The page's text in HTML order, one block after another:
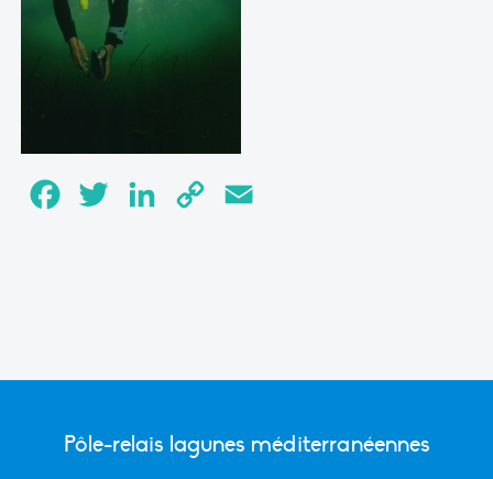
FacebookTwitter LinkedInCopy
Pôle-relais lagunes méditerranéennes